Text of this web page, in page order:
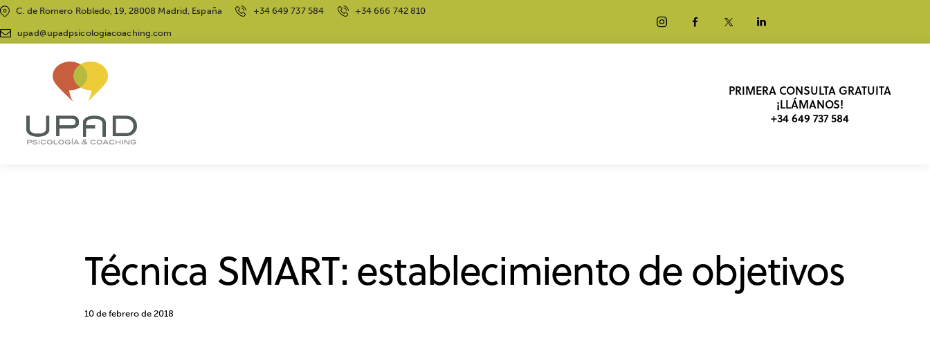
C. de Romero Robledo, 19, 28008 Madrid, España +34 649 737 584 +34 666 742 810
upad@upadpsicologiacoaching.com
PRIMERA CONSULTA GRATUITA
¡LLÁMANOS!
+34 649 737 584
Técnica SMART: establecimiento de objetivos
10 de febrero de 2018